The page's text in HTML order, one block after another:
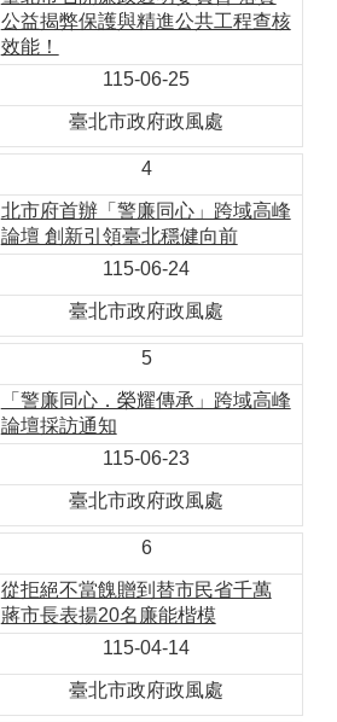
公益揭弊保護與精進公共工程查核
效能！
115-06-25
臺北市政府政風處
4
北市府首辦「警廉同心」跨域高峰
論壇 創新引領臺北穩健向前
115-06-24
臺北市政府政風處
5
「警廉同心．榮耀傳承」跨域高峰
論壇採訪通知
115-06-23
臺北市政府政風處
6
從拒絕不當餽贈到替市民省千萬
蔣市長表揚20名廉能楷模
115-04-14
臺北市政府政風處